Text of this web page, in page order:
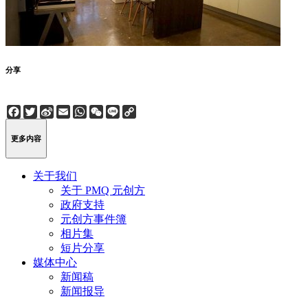
分享
Facebook
Twitter
Sina
Weibo
EmailWhatsApp
WeChat
Line
更多内容
关于我们
关于 PMQ 元创方
政府支持
元创方事件簿
相片集
短片分享
媒体中心
新闻稿
新闻报导